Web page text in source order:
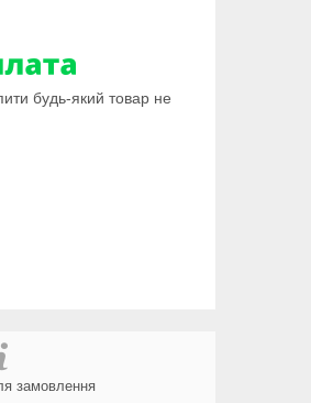
будь-який товар не
замовлення